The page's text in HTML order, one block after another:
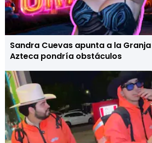
Sandra Cuevas apunta a la Granja
Azteca pondría obstáculos